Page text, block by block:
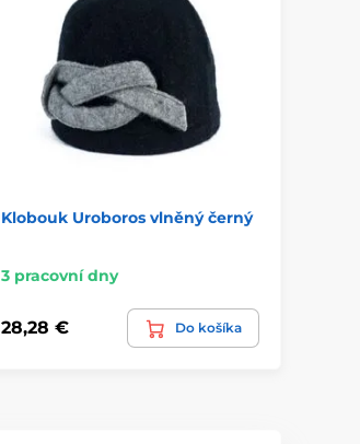
Klobouk Uroboros vlněný černý
3 pracovní dny
28,28 € Do košíka